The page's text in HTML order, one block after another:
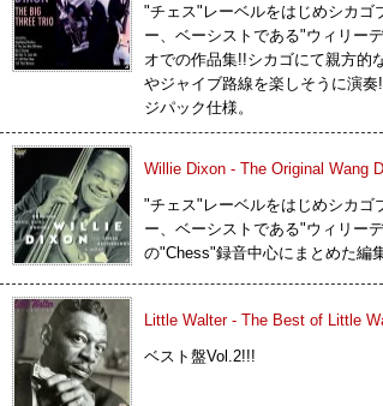
"チェス"レーベルをはじめシカゴ
ー、ベーシストである"ウィリー
オでの作品集!!シカゴにて親方的
やジャイブ路線を楽しそうに演
ジパック仕様。
Willie Dixon - The Original Wang
"チェス"レーベルをはじめシカゴ
ー、ベーシストである"ウィリー
の"Chess"録音中心にまとめた編
Little Walter - The Best of Little
ベスト盤Vol.2!!!